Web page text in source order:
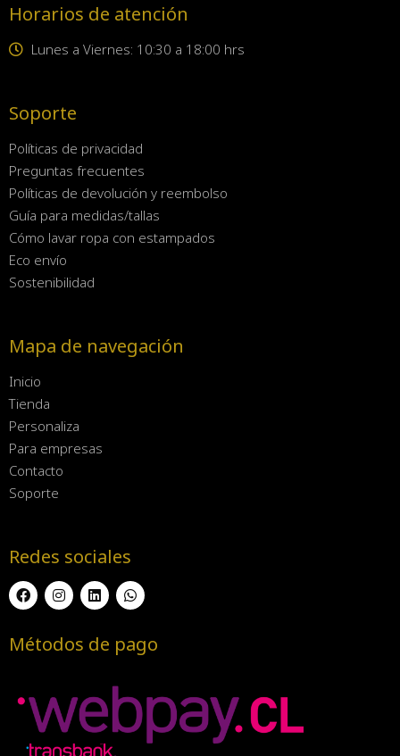
Horarios de atención
Lunes a Viernes: 10:30 a 18:00 hrs
Soporte
Políticas de privacidad
Preguntas frecuentes
Políticas de devolución y reembolso
Guía para medidas/tallas
Cómo lavar ropa con estampados
Eco envío
Sostenibilidad
Mapa de navegación
Inicio
Tienda
Personaliza
Para empresas
Contacto
Soporte
Redes sociales
Métodos de pago